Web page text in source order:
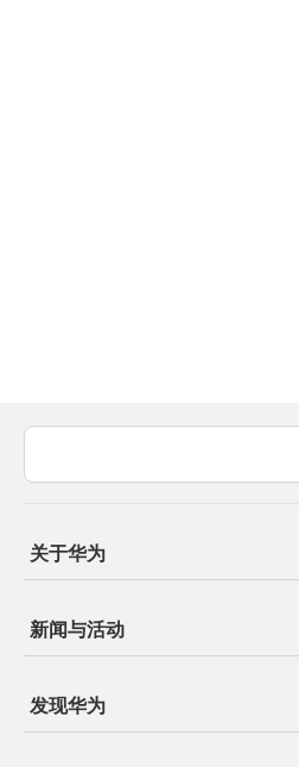
关于华为
新闻与活动
发现华为